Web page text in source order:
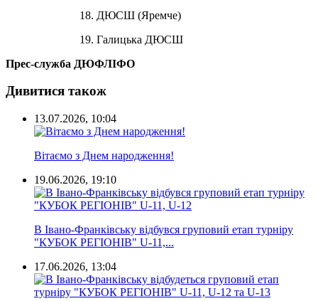
18. ДЮСШ (Яремче)
19. Галицька ДЮСШ
Прес-служба ДЮФЛІФО
Дивитися також
13.07.2026, 10:04
Вітаємо з Днем народження!
19.06.2026, 19:10
В Івано-Франківську відбувся груповий етап турніру
"КУБОК РЕГІОНІВ" U-11,...
17.06.2026, 13:04